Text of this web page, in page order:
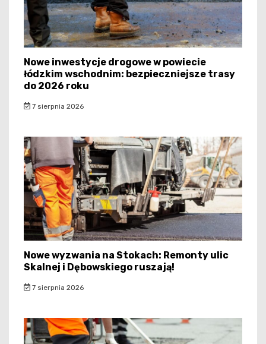
Nowe inwestycje drogowe w powiecie
łódzkim wschodnim: bezpieczniejsze trasy
do 2026 roku
7 sierpnia 2026
Nowe wyzwania na Stokach: Remonty ulic
Skalnej i Dębowskiego ruszają!
7 sierpnia 2026